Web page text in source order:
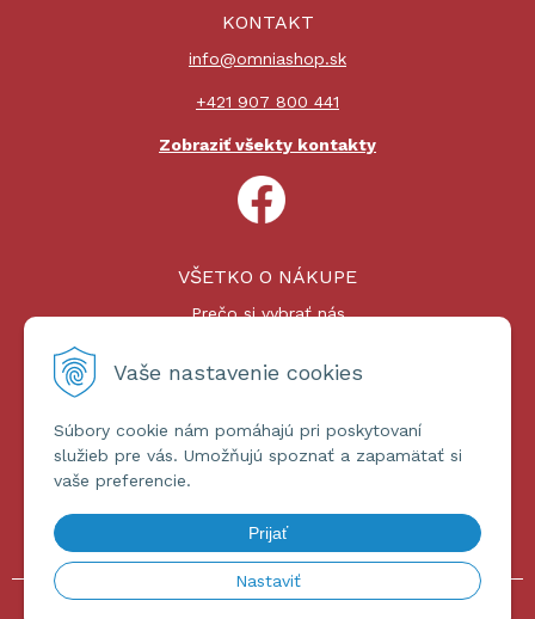
Vaše nastavenie cookies
Súbory cookie nám pomáhajú pri poskytovaní
služieb pre vás. Umožňujú spoznať a zapamätať si
vaše preferencie.
Prijať
Nastaviť
KONTAKT
info@omniashop.sk
+421 907 800 441
Zobraziť všekty kontakty
VŠETKO O NÁKUPE
Prečo si vybrať nás
Platby a doprava
ĎALŠIE INFORMÁCIE
Obchodné podmienky
Ochrana osobných údajov
© 2026 omniashop.sk •tvorba eshopu cez UNIobchod,webhosting